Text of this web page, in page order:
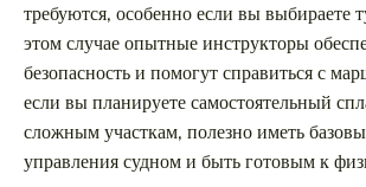
требуются, особенно если вы выбираете
этом случае опытные инструкторы
безопасность и помогут справиться с
если вы планируете самостоятельный
сложным участкам, полезно иметь
управления судном и быть готовым к